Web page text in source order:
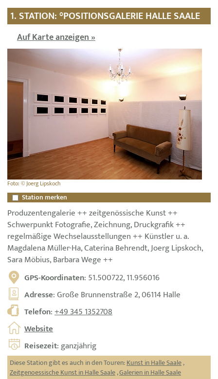
1. STATION: °POSITIONSGALERIE HALLE SAALE
Auf Karte anzeigen »
Foto: © Joerg Lipskoch
Station merken
Produzentengalerie ++ zeitgenössische Kunst ++
Schwerpunkt Fotografie, Zeichnung, Druckgrafik ++
regelmäßige Wechselausstellungen ++ Künstler u. a.
Magdalena Müller-Ha, Caterina Behrendt, Joerg Lipskoch,
Sara Möbius, Barbara Wege ++
GPS-Koordinaten: 51.500722, 11.956016
Adresse: Große Brunnenstraße 2, 06114 Halle
Telefon:+49 345 1352708
Website
Reisezeit: ganzjährig
Diese Station gibt es auch in den Touren:Kunst in Halle Saale,
Zeitgenoessische Kunst in Halle Saale,Galerien in Halle Saale